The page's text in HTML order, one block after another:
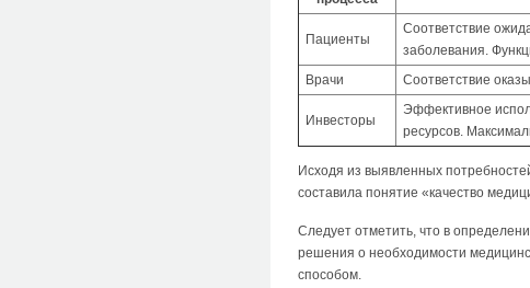
Пациенты
Соответствие
заболевания.
Врачи
Соответствие
Инвесторы
Эффективное
ресурсов.
Исходя из выявленных
составила понятие «качество
Следует отметить, что в
решения о необходимости
способом.